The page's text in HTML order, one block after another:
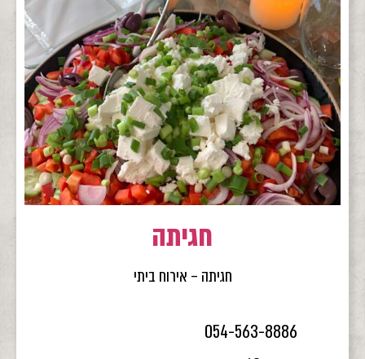
חגיתה
חגיתה – אירוח ביתי
054-563-8886